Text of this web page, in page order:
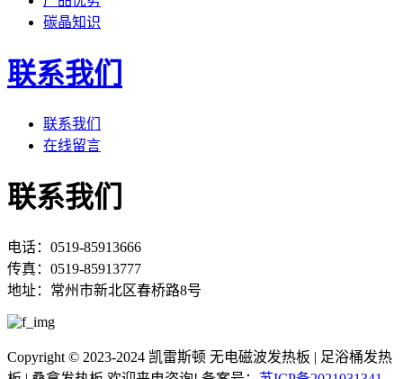
碳晶知识
联系我们
联系我们
在线留言
联系我们
电话：0519-85913666
传真：0519-85913777
地址：常州市新北区春桥路8号
Copyright © 2023-2024 凯雷斯顿 无电磁波发热板 | 足浴桶发热